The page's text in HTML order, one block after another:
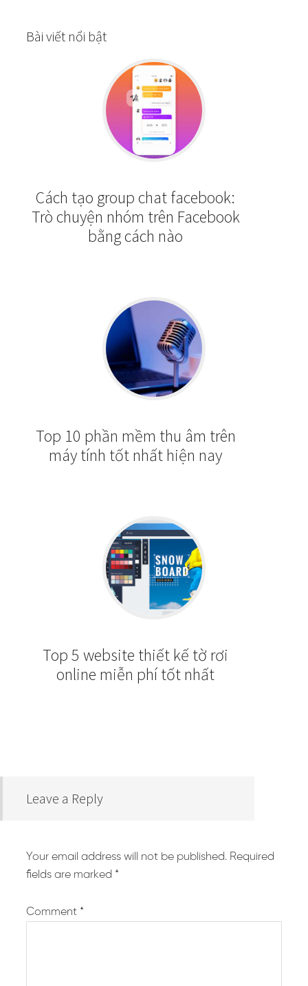
Bài viết nổi bật
Cách tạo group chat facebook:
Trò chuyện nhóm trên Facebook
bằng cách nào
Top 10 phần mềm thu âm trên
máy tính tốt nhất hiện nay
Top 5 website thiết kế tờ rơi
online miễn phí tốt nhất
Leave a Reply
Your email address will not be published. Required
fields are marked *
Comment *